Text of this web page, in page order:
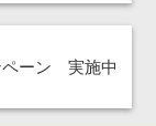
ペーン 実施中